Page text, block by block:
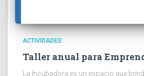
ACTIVIDADES
Taller anual para
La Incubadora es un espacio que